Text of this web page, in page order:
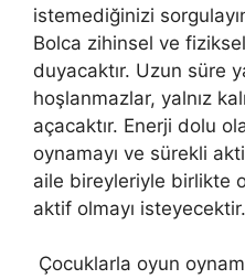
istemediğinizi
Bolca zihinsel ve
duyacaktır. Uzun süre
hoşlanmazlar, yalnız
açacaktır. Enerji dolu
oynamayı ve sürekli
aile bireyleriyle birlikte
aktif olmayı isteyecektir.
Çocuklarla oyun